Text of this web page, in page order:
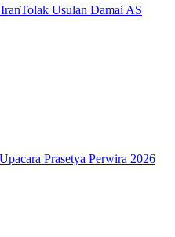
Usulan Damai AS
Prasetya Perwira 2026